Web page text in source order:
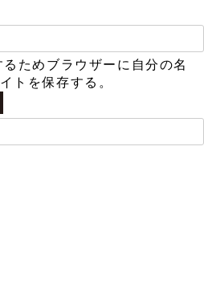
ためブラウザーに自分の名
トを保存する。